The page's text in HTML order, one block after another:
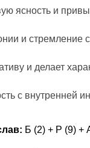
ясность и
и стремление
и делает
с внутренней
Б (2) + Р (9) +